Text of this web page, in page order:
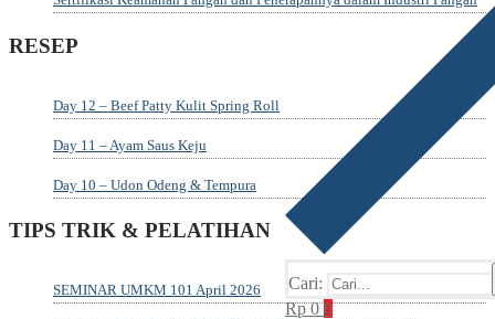
Cari:
Rp0 0
RESEP
Day 12 – Beef Patty Kulit Spring Roll
Day 11 – Ayam Saus Keju
Day 10 – Udon Odeng & Tempura
TIPS TRIK & PELATIHAN
SEMINAR UMKM 101 April 2026